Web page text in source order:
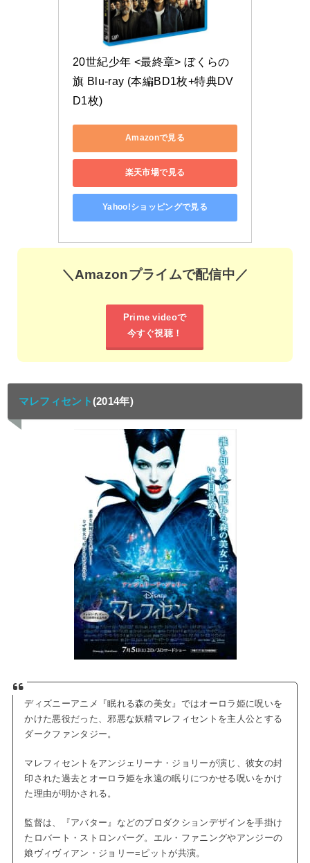
20世紀少年 <最終章> ぼくらの
旗 Blu-ray (本編BD1枚+特典DV
D1枚)
Amazonで見る
楽天市場で見る
Yahoo!ショッピングで見る
＼Amazonプライムで配信中／
Prime videoで
今すぐ視聴！
マレフィセント(2014年)
ディズニーアニメ『眠れる森の美女』ではオーロラ姫に呪いを
かけた悪役だった、邪悪な妖精マレフィセントを主人公とする
ダークファンタジー。
マレフィセントをアンジェリーナ・ジョリーが演じ、彼女の封
印された過去とオーロラ姫を永遠の眠りにつかせる呪いをかけ
た理由が明かされる。
監督は、『アバター』などのプロダクションデザインを手掛け
たロバート・ストロンバーグ。エル・ファニングやアンジーの
娘ヴィヴィアン・ジョリー=ピットが共演。